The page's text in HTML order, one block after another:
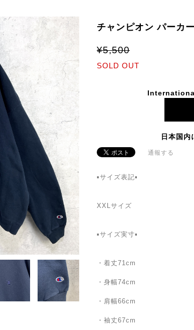
チャンピオン パーカ
¥5,500
SOLD OUT
日本国内
通報する
▪サイズ表記▪
XXLサイズ
▪サイズ実寸▪
・着丈71cm
・身幅74cm
・肩幅66cm
・袖丈67cm